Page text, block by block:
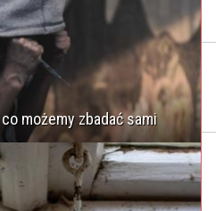
możemy zbadać sami